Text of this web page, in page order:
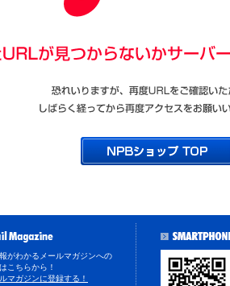
がわかるメールマガジンへの
こちらから！
マガジンに登録する！